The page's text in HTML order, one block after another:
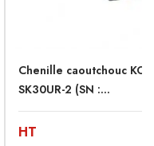
Chenille caoutchouc
SK30UR-2 (SN :...
HT